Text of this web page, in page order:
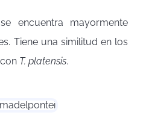
encuentra mayormente
Tiene una similitud en los
T. platensis.